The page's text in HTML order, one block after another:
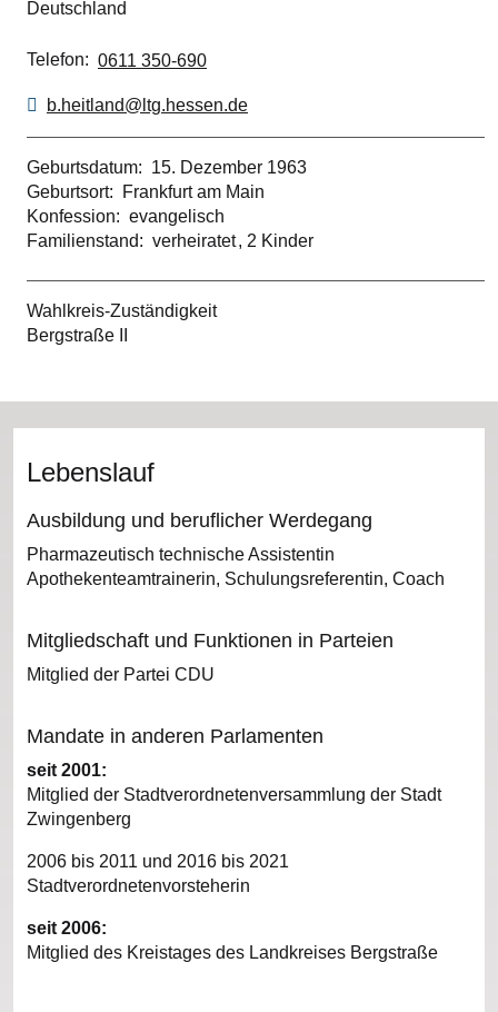
Deutschland
Telefon 0611 350-690
b.heitland@ltg.hessen.de
Geburtsdatum
15. Dezember 1963
Geburtsort
Frankfurt am Main
Konfession
evangelisch
Familienstand
verheiratet 2 Kinder
Wahlkreis-Zuständigkeit
Bergstraße II
Lebenslauf
Ausbildung und beruflicher Werdegang
Pharmazeutisch technische Assistentin
Apothekenteamtrainerin, Schulungsreferentin, Coach
Mitgliedschaft und Funktionen in Parteien
Mitglied der Partei CDU
Mandate in anderen Parlamenten
seit 2001:
Mitglied der Stadtverordnetenversammlung der Stadt
Zwingenberg
2006 bis 2011 und 2016 bis 2021
Stadtverordnetenvorsteherin
seit 2006:
Mitglied des Kreistages des Landkreises Bergstraße